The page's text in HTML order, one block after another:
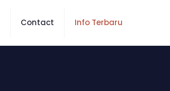
Contact Info Terbaru